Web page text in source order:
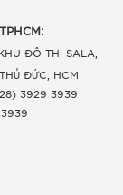
ĐÔ THỊ SALA,
ĐỨC, HCM
3929 3939